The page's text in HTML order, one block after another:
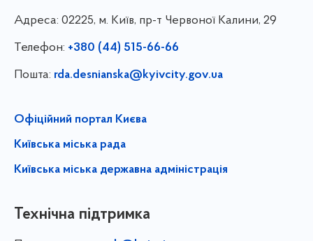
Адреса: 02225, м. Київ, пр-т Червоної Калини, 29
Телефон: +380 (44) 515-66-66
Пошта: rda.desnianska@kyivcity.gov.ua
Офіційний портал Києва
Київська міська рада
Київська міська державна адміністрація
Технічна підтримка